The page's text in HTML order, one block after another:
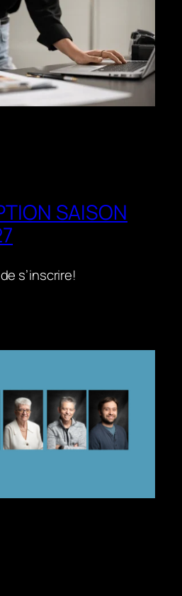
SAISON
s’inscrire!